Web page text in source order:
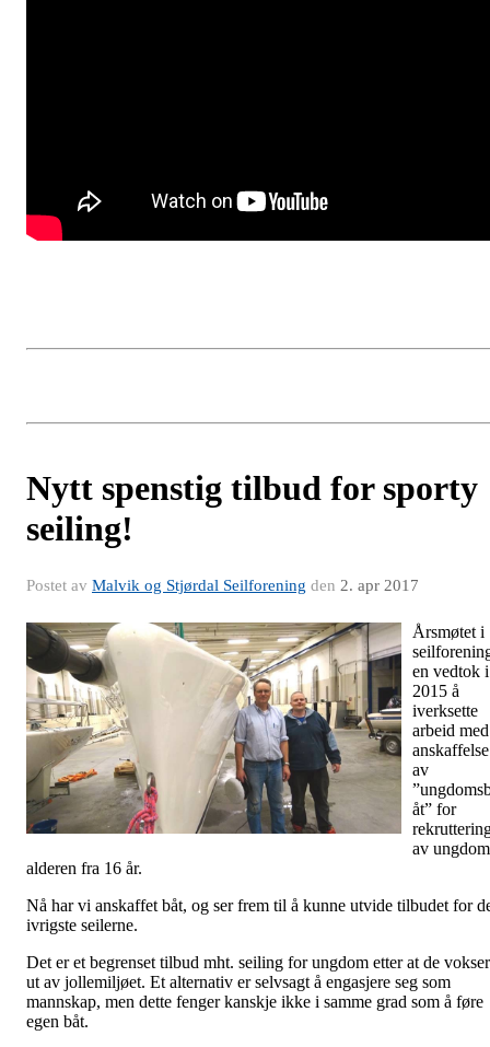
Nytt spenstig tilbud for sporty
seiling!
Postet av Malvik og Stjørdal Seilforening den 2. apr 2017
Årsmøtet i
en vedtok i
2015 å
iverksette
arbeid med
anskaffelse
av
åt” for
av
alderen fra 16 år.
Nå har vi anskaffet båt, og ser frem til å kunne utvide tilbudet for
ivrigste seilerne.
Det er et begrenset tilbud mht. seiling for ungdom etter at de vokser
ut av jollemiljøet. Et alternativ er selvsagt å engasjere seg som
mannskap, men dette fenger kanskje ikke i samme grad som å føre
egen båt.